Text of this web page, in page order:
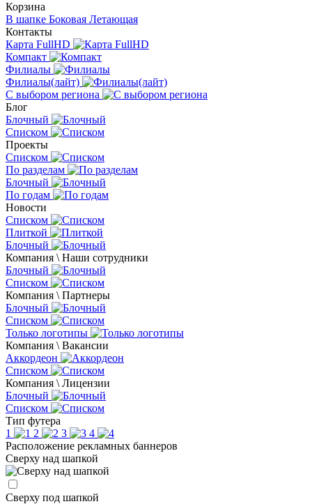
Корзина
В шапке Боковая Летающая
Контакты
Карта FullHD
Компакт
Филиалы
Филиалы(лайт)
С выбором региона
Блог
Блочный
Списком
Проекты
Списком
По разделам
Блочный
По годам
Новости
Списком
Плиткой
Блочный
Компания \ Наши сотрудники
Блочный
Списком
Компания \ Партнеры
Блочный
Списком
Только логотипы
Компания \ Вакансии
Аккордеон
Списком
Компания \ Лицензии
Блочный
Списком
Тип футера
1
2 3
4
Расположение рекламных баннеров
Сверху над шапкой
Сверху под шапкой